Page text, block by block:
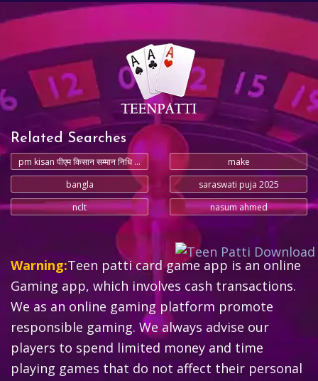
Related Searches
pm kisan पीएम किसान सम्मान निधि योजना
make
bangla
saraswati puja 2025
nclt
nasum ahmed
Warning:Teen patti card game app is an online
Gaming app, which involves cash transactions.
We as an online gaming platform promote
responsible gaming. We always advise our
players to spend limited money and time
playing games that do not affect their personal